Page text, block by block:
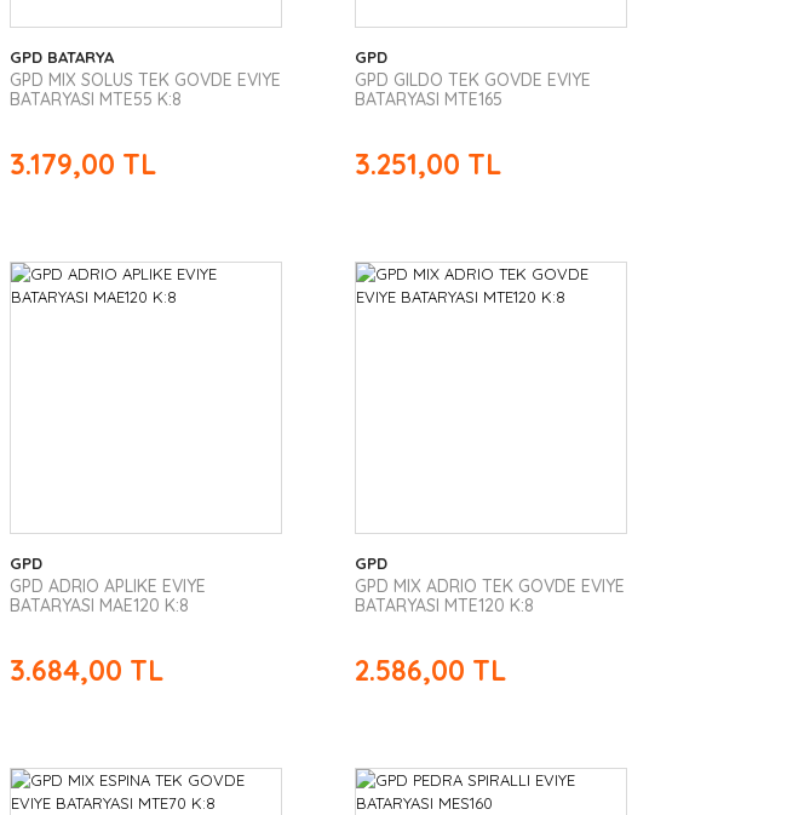
GPD BATARYA
GPD MIX SOLUS TEK GOVDE EVIYE
BATARYASI MTE55 K:8
3.179,00 TL
GPD
GPD GILDO TEK GOVDE EVIYE
BATARYASI MTE165
3.251,00 TL
GPD
GPD ADRIO APLIKE EVIYE
BATARYASI MAE120 K:8
3.684,00 TL
GPD
GPD MIX ADRIO TEK GOVDE EVIYE
BATARYASI MTE120 K:8
2.586,00 TL